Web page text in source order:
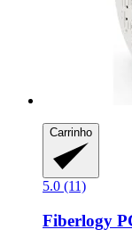
Carrinho
5.0 (11)
Fiberlogy